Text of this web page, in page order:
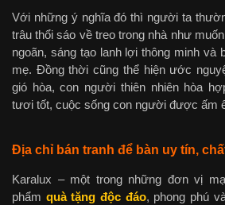
Với những ý nghĩa đó thì người ta
trâu thổi sáo về treo trong nhà như
ngoãn, sáng tạo lanh lợi thông minh và
mẹ. Đồng thời cũng thể hiện ước
gió hòa, con người thiên nhiên hòa
tươi tốt, cuộc sống con người được ấm
Địa chỉ bán tranh để bàn uy tín,
Karalux – một trong những đơn vị
phẩm quà tặng độc đáo, phong phú